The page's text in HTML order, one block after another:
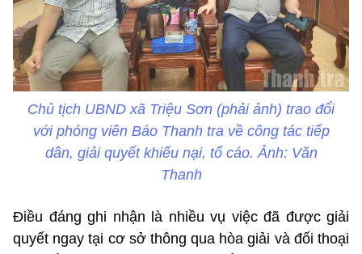
Chủ tịch UBND xã Triệu Sơn (phải ảnh) trao đổi
với phóng viên Báo Thanh tra về công tác tiếp
dân, giải quyết khiếu nại, tố cáo. Ảnh: Văn
Thanh
Điều đáng ghi nhận là nhiều vụ việc đã được giải
quyết ngay tại cơ sở thông qua hòa giải và đối thoại